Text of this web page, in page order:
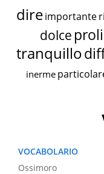
dire importante
dolce
tranquillo
inerme
VOCABOLARIO
Ossimoro